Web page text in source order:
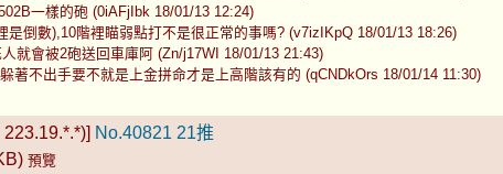
一樣的砲 (0iAFjIbk 18/01/13 12:24)
倒數),10階裡瞄弱點打不是很正常的事嗎? (v7izIKpQ 18/01/13 18:26)
就會被2砲送回車庫阿 (Zn/j17WI 18/01/13 21:43)
著不出手要不就是上金拼命才是上高階該有的 (qCNDkOrs 18/01/14 11:30)
No.40821 21推
預覽